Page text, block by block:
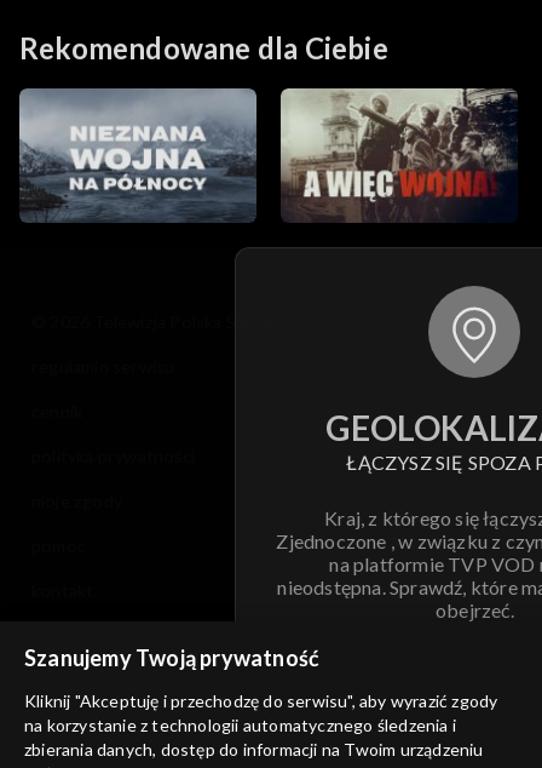
Rekomendowane dla Ciebie
ŁĄCZYSZ SIĘ SPOZA
Kraj, z którego się
Zjednoczone , w związku z
na platformie TVP VOD
nieodstępna. Sprawdź, które
obejrzeć.
ANULUJ
informacje o dostawcy usług
Szanujemy Twoją prywatność
Kliknij "Akceptuję i przechodzę do serwisu", aby wyrazić zgody
na korzystanie z technologii automatycznego śledzenia i
zbierania danych, dostęp do informacji na Twoim urządzeniu